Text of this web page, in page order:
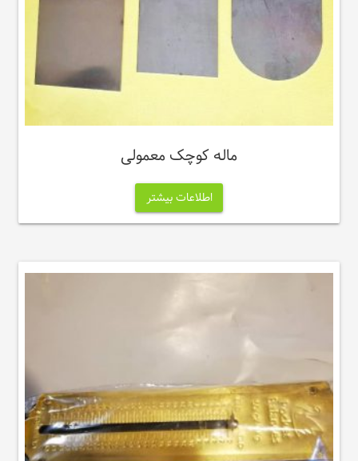
ماله کوچک معمولی
اطلاعات بیشتر